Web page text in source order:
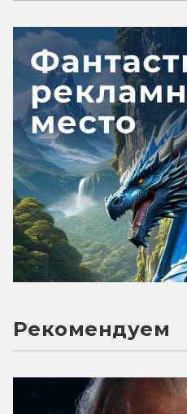
Рекомендуем